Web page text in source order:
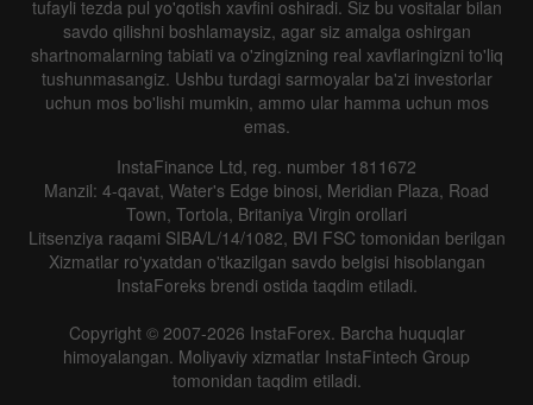
tufayli tezda pul yo'qotish xavfini oshiradi. Siz bu vositalar bilan
savdo qilishni boshlamaysiz, agar siz amalga oshirgan
shartnomalarning tabiati va o'zingizning real xavflaringizni to'liq
tushunmasangiz. Ushbu turdagi sarmoyalar ba'zi investorlar
uchun mos bo'lishi mumkin, ammo ular hamma uchun mos
emas.
InstaFinance Ltd, reg. number 1811672
Manzil: 4-qavat, Water's Edge binosi, Meridian Plaza, Road
Town, Tortola, Britaniya Virgin orollari
Litsenziya raqami SIBA/L/14/1082, BVI FSC tomonidan berilgan
Xizmatlar ro'yxatdan o'tkazilgan savdo belgisi hisoblangan
InstaForeks brendi ostida taqdim etiladi.
Copyright © 2007-2026 InstaForex. Barcha huquqlar
himoyalangan. Moliyaviy xizmatlar InstaFintech Group
tomonidan taqdim etiladi.